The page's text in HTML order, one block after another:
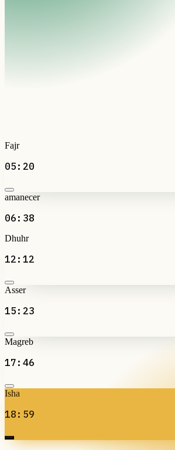
Fajr
05:20
amanecer
06:38
Dhuhr
12:12
Asser
15:23
Magreb
17:46
Isha
18:59